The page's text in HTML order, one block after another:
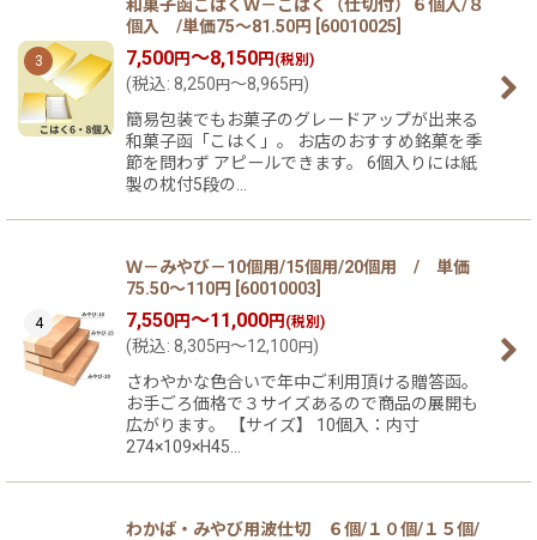
3
和菓子函こはくＷ－こはく（仕切付）６個入/８
個入 /単価75〜81.50円
60010025
7,500円～8,150円 (税別)
(税込: 8,250 円 ～8,965 円 )
簡易包装でもお菓子のグレードアップが出来る
和菓子函「こはく」。 お店のおすすめ銘菓を季
節を問わず アピールできます。 6個入りには紙
製の枕付5段の…
4
Ｗ－みやび－10個用/15個用/20個用 / 単価
75.50〜110円
60010003
7,550円～11,000円 (税別)
(税込: 8,305 円 ～12,100 円 )
さわやかな色合いで年中ご利用頂ける贈答函。
お手ごろ価格で３サイズあるので商品の展開も
広がります。 【サイズ】 10個入：内寸
274×109×H45…
わかば・みやび用波仕切 ６個/１０個/１５個/